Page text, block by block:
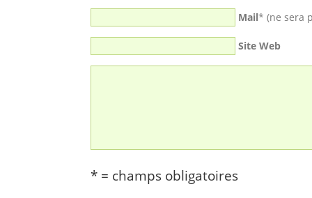
Mail* (ne sera
Site Web
* = champs obligatoires